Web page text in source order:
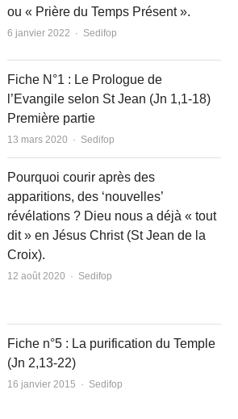
ou « Prière du Temps Présent ».
6 janvier 2022 Author
Sedifop
Fiche N°1 : Le Prologue de
l’Evangile selon St Jean (Jn 1,1-18)
Première partie
13 mars 2020 Author
Sedifop
Pourquoi courir après des
apparitions, des ‘nouvelles’
révélations ? Dieu nous a déjà « tout
dit » en Jésus Christ (St Jean de la
Croix).
12 août 2020 Author
Sedifop
Fiche n°5 : La purification du Temple
(Jn 2,13-22)
16 janvier 2015 Author
Sedifop